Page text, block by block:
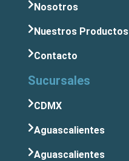
Nosotros
Nuestros Productos
Contacto
Sucursales
CDMX
Aguascalientes
Aguascalientes